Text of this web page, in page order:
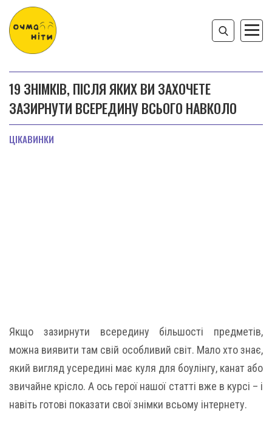
19 ЗНІМКІВ, ПІСЛЯ ЯКИХ ВИ ЗАХОЧЕТЕ
ЗАЗИРНУТИ ВСЕРЕДИНУ ВСЬОГО НАВКОЛО
ЦІКАВИНКИ
Якщо зазирнути всередину більшості предметів,
можна виявити там свій особливий світ. Мало хто знає,
який вигляд усередині має куля для боулінгу, канат або
звичайне крісло. А ось герої нашої статті вже в курсі – і
навіть готові показати свої знімки всьому інтернету.